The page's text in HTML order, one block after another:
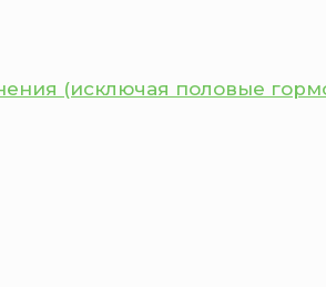
(исключая половые